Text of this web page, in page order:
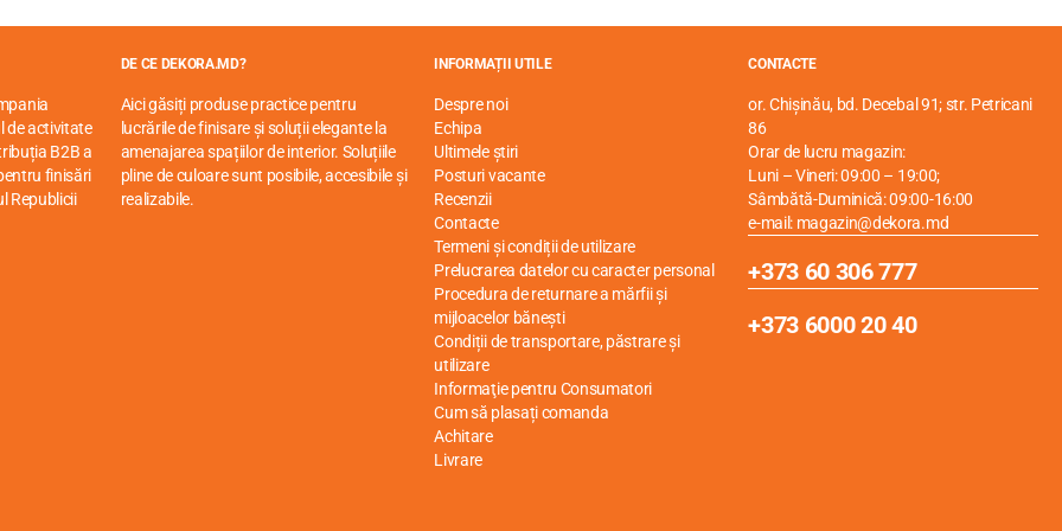
rocă și polimeri moderni. Oferă o rezistență excepțională la impact și conduce bine căldura. Pardoselile cu miez mineral
ca placile ceramice. Nu se pot distinge ca aspect de lemnul real și, în utilizare, este practice ca gresia.
lângă aspectul și aspectele practice, laudă în primul rând ușurința de a menține curățenia și textura plăcută.
în Europa. Este un produs de cea mai înaltă calitate, motiv pentru care producătorul le oferă o garanție de 20 de ani. Cu
de activitate
B2B a
finisări
Republicii
DE CE DEKORA.MD?
Aici găsiți produse practice pentru
lucrările de finisare și soluții elegante la
amenajarea spațiilor de interior. Soluțiile
pline de culoare sunt posibile, accesibile și
realizabile.
INFORMAȚII UTILE
Despre noi
Echipa
Ultimele știri
Posturi vacante
Recenzii
Contacte
Termeni și condiții de utilizare
Prelucrarea datelor cu caracter personal
Procedura de returnare a mărfii și
mijloacelor bănești
Condiții de transportare, păstrare și
utilizare
Informaţie pentru Consumatori
Cum să plasați comanda
Achitare
Livrare
CONTACTE
or. Chișinău, bd. Decebal 91; str. Petricani
86
Orar de lucru magazin:
Luni – Vineri: 09:00 – 19:00;
Sâmbătă-Duminică: 09:00-16:00
e-mail: magazin@dekora.md
+373 60 306 777
+373 6000 20 40